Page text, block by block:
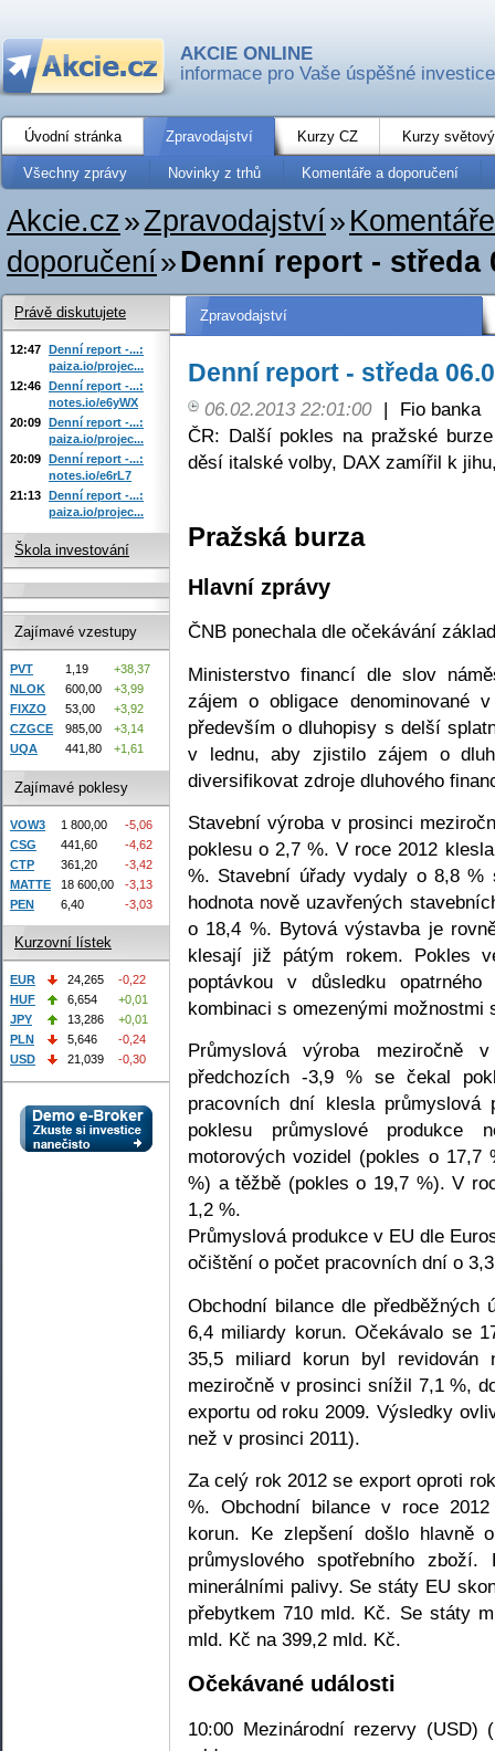
AKCIE ONLINE
informace pro Vaše úspěšné investice
Úvodní stránka Zpravodajství Kurzy CZ Kurzy
Všechny zprávy Novinky z trhů Komentáře a doporučení
Akcie.cz»Zpravodajství»
doporučení»Denní report - středa
Zpravodajství
Denní report - středa
06.02.2013 22:01:00 |
Fio banka
ČR: Další pokles na pražské
děsí italské volby, DAX zamířil k
Pražská burza
Hlavní zprávy
ČNB ponechala dle očekávání
Ministerstvo financí dle slov
zájem o obligace denominované
především o dluhopisy s delší
v lednu, aby zjistilo zájem o
diversifikovat zdroje dluhového
Stavební výroba v prosinci
poklesu o 2,7 %. V roce 2012
%. Stavební úřady vydaly o 8,8 %
hodnota nově uzavřených
o 18,4 %. Bytová výstavba je
klesají již pátým rokem. Pokles
poptávkou v důsledku
kombinaci s omezenými možnostmi
Průmyslová výroba
předchozích -3,9 % se čekal
pracovních dní klesla
poklesu průmyslové
motorových vozidel (pokles o
%) a těžbě (pokles o 19,7 %). V
1,2 %.
Průmyslová produkce v EU dle
očištění o počet pracovních dní o
Obchodní bilance dle
6,4 miliardy korun. Očekávalo se
35,5 miliard korun byl
meziročně v prosinci snížil 7,1 %,
exportu od roku 2009. Výsledky
než v prosinci 2011).
Za celý rok 2012 se export oproti
%. Obchodní bilance v roce
korun. Ke zlepšení došlo hlavně
průmyslového spotřebního
minerálními palivy. Se státy EU
přebytkem 710 mld. Kč. Se státy
mld. Kč na 399,2 mld. Kč.
Očekávané události
10:00 Mezinárodní rezervy (USD)
Právě diskutujete
12:47 Denní report -...:
paiza.io/projec...
12:46 Denní report -...:
notes.io/e6yWX
20:09 Denní report -...:
paiza.io/projec...
20:09 Denní report -...:
notes.io/e6rL7
21:13 Denní report -...:
paiza.io/projec...
Škola investování
Zajímavé vzestupy
PVT 1,19
+38,37
NLOK
600,00
+3,99
FIXZO
53,00
+3,92
CZGCE
985,00
+3,14
UQA
441,80 +1,61
Zajímavé poklesy
VOW3 1 800,00
-5,06
CSG
441,60
-4,62
CTP
361,20
-3,42
MATTE
18 600,00
-3,13
PEN
6,40 -3,03
Kurzovní lístek
EUR 24,265
-0,22
HUF
6,654
+0,01
JPY
13,286
+0,01
PLN
5,646
-0,24
USD
21,039 -0,30